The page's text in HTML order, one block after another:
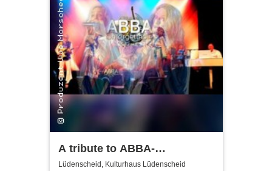
A tribute to ABBA-
unforgettable Konzert
Lüdenscheid, Kulturhaus Lüdenscheid